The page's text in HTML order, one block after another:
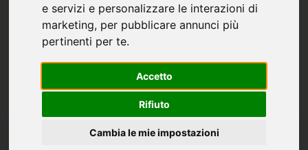
e servizi e personalizzare le interazioni di
marketing, per pubblicare annunci più
pertinenti per te.
Accetto
Rifiuto
Cambia le mie impostazioni